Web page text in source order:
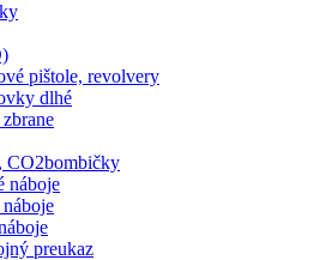
pištole, revolvery
dlhé
CO2bombičky
náboje
preukaz